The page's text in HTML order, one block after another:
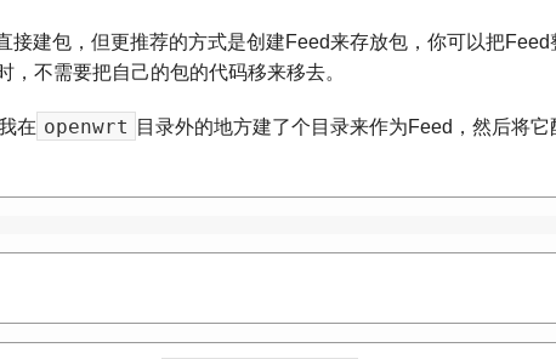
接建包，但更推荐的方式是创建Feed来存放包，你可以把Feed
不需要把自己的包的代码移来移去。
在 openwrt
目录外的地方建了个目录来作为Feed，然后将它